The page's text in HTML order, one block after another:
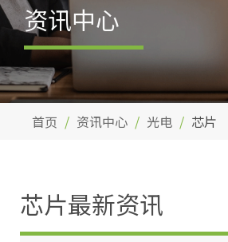
资讯中心
首页 资讯中心 光电 芯片
芯片最新资讯